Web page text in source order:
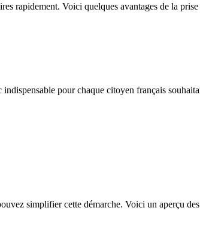
rapidement. Voici quelques avantages de la
pour chaque citoyen français
simplifier cette démarche. Voici un aperçu des